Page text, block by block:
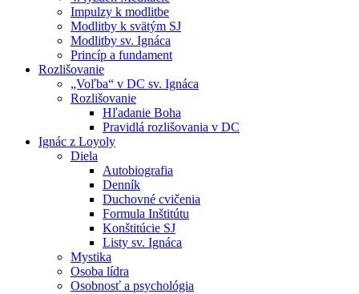
Impulzy k modlitbe
Modlitby k svätým SJ
Modlitby sv. Ignáca
Princíp a fundament
Rozlišovanie
„Voľba“ v DC sv. Ignáca
Rozlišovanie
Hľadanie Boha
Pravidlá rozlišovania v DC
Ignác z Loyoly
Diela
Autobiografia
Denník
Duchovné cvičenia
Formula Inštitútu
Konštitúcie SJ
Listy sv. Ignáca
Mystika
Osoba lídra
Osobnosť a psychológia